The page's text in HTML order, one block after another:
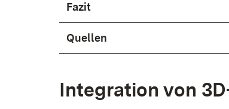
Fazit
Quellen
Integration von